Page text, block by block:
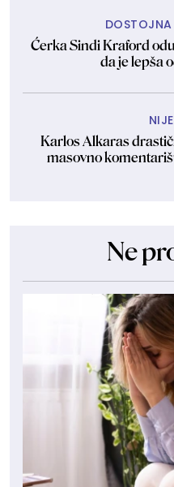
DOSTOJNA
Ćerka Sindi Kraford
da je lepša
Karlos Alkaras
masovno
Ne